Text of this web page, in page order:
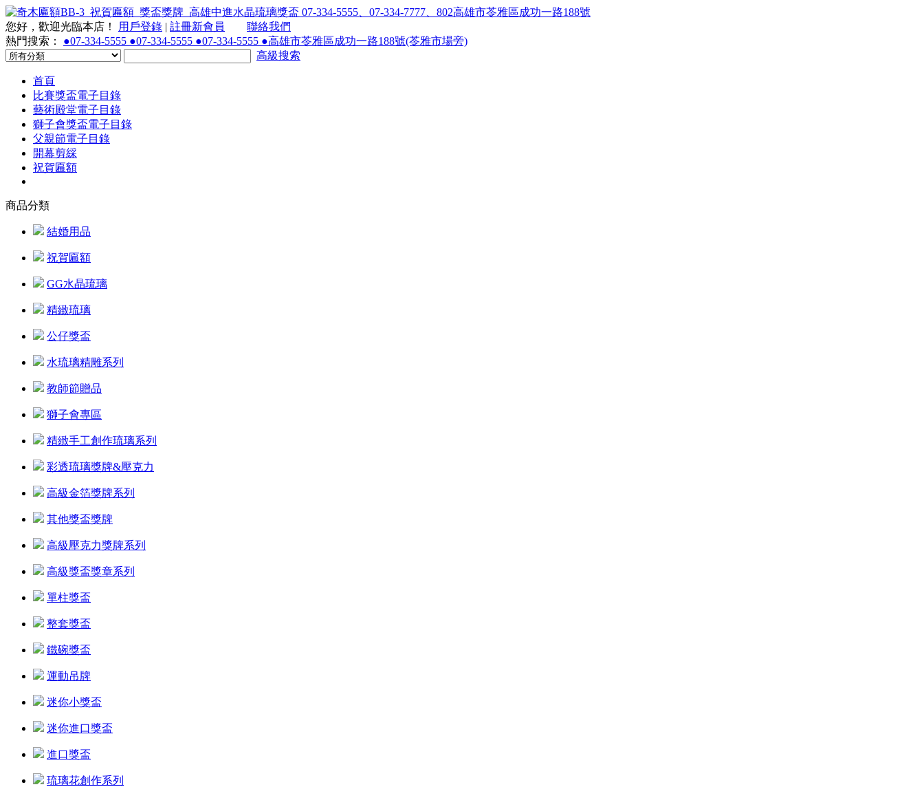
您好，歡迎光臨本店！ 用戶登錄 | 註冊新會員
聯絡我們
熱門搜索： ●07-334-5555 ●07-334-5555 ●07-334-5555 ●高雄市苓雅區成功一路188號(苓雅市場旁)
高級搜索
首頁
比賽獎盃電子目錄
藝術殿堂電子目錄
獅子會獎盃電子目錄
父親節電子目錄
開幕剪綵
祝賀匾額
商品分類
結婚用品
祝賀匾額
GG水晶琉璃
精緻琉璃
公仔獎盃
水琉璃精雕系列
教師節贈品
獅子會專區
精緻手工創作琉璃系列
彩透琉璃獎牌&壓克力
高級金箔獎牌系列
其他獎盃獎牌
高級壓克力獎牌系列
高級獎盃獎章系列
單柱獎盃
整套獎盃
鐵碗獎盃
運動吊牌
迷你小獎盃
迷你進口獎盃
進口獎盃
琉璃花創作系列